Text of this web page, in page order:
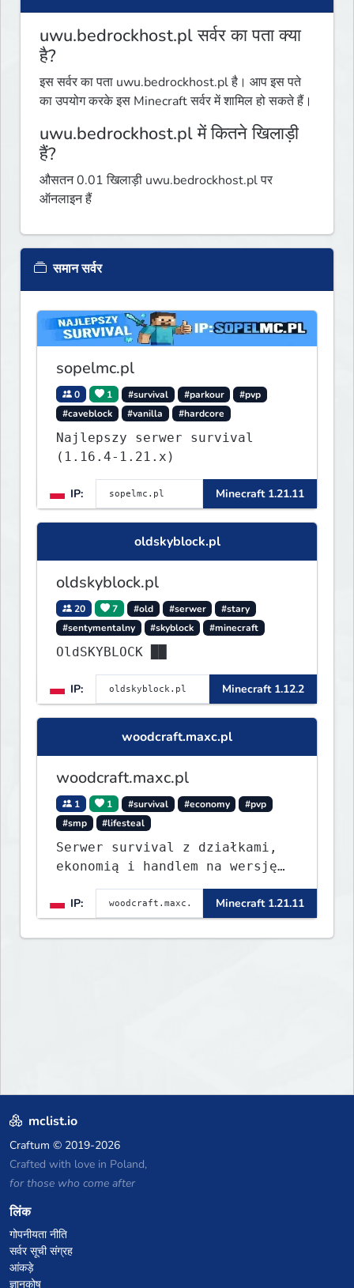
uwu.bedrockhost.pl सर्वर का पता क्या
है?
इस सर्वर का पता uwu.bedrockhost.pl है। आप इस पते
का उपयोग करके इस Minecraft सर्वर में शामिल हो सकते हैं।
uwu.bedrockhost.pl में कितने खिलाड़ी
हैं?
औसतन 0.01 खिलाड़ी uwu.bedrockhost.pl पर
ऑनलाइन हैं
समान सर्वर
sopelmc.pl
0 1 #survival #parkour
#pvp
#caveblock
#vanilla #hardcore
Najlepszy serwer survival
(1.16.4-1.21.x)
IP: Minecraft 1.21.11
oldskyblock.pl
oldskyblock.pl
20 7 #old #serwer
#stary
#sentymentalny
#skyblock #minecraft
OldSKYBLOCK ██
IP: Minecraft 1.12.2
woodcraft.maxc.pl
woodcraft.maxc.pl
1 1 #survival #economy
#pvp
#smp
#lifesteal
Serwer survival z działkami,
ekonomią i handlem na wersję
1.8 - 26.1.1. Rekru ON
IP:
Minecraft 1.21.11
mclist.io
Craftum © 2019-2026
Crafted with love in Poland,
for those who come after
लिंक
गोपनीयता नीति
सर्वर सूची संग्रह
आंकड़े
ज्ञानकोष